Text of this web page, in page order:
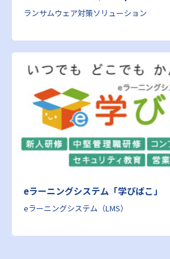
ランサムウェア対策ソリューション
eラーニングシステム「学びばこ」
eラーニングシステム（LMS）